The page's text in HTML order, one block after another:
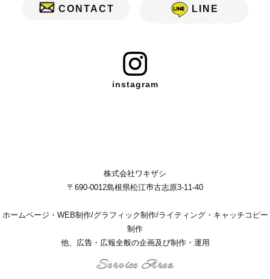
CONTACT LINE
instagram
株式会社ワキザシ
〒690-0012島根県松江市古志原3-11-40
ホームページ・WEB制作/グラフィック制作/ライティング・キャッチコピー
制作
他、広告・広報全般の企画及び制作・運用
Service Area